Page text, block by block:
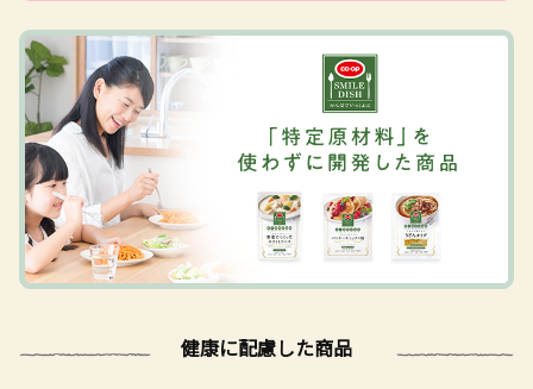
健康に配慮した商品